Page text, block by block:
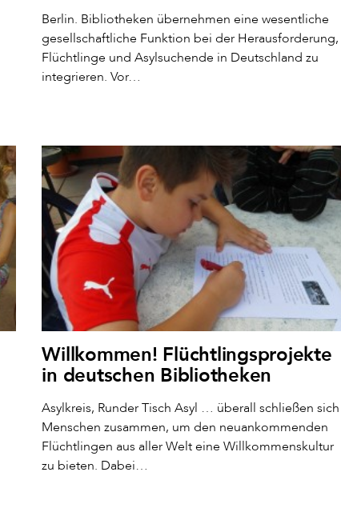
Berlin. Bibliotheken übernehmen eine wesentliche
gesellschaftliche Funktion bei der Herausforderung,
Flüchtlinge und Asylsuchende in Deutschland zu
integrieren. Vor…
Willkommen! Flüchtlingsprojekte
in deutschen Bibliotheken
Asylkreis, Runder Tisch Asyl … überall schließen sich
Menschen zusammen, um den neuankommenden
Flüchtlingen aus aller Welt eine Willkommenskultur
zu bieten. Dabei…